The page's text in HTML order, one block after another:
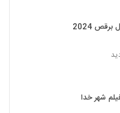
2024
شهر خدا